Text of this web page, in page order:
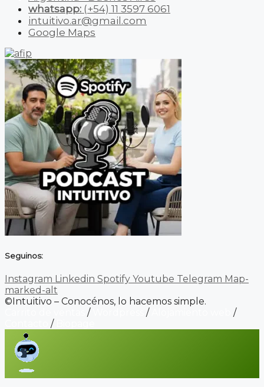
whatsapp: (+54) 11 3597 6061
intuitivo.ar@gmail.com
Google Maps
Seguinos:
Instagram Linkedin Spotify Youtube Telegram Map-
marked-alt
©Intuitivo – Conocénos, lo hacemos simple.
/ /
/
/